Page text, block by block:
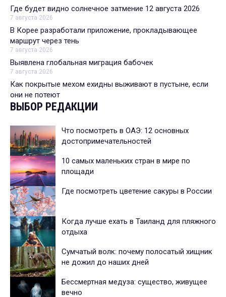
Где будет видно солнечное затмение 12 августа 2026
7 августа 2026
В Корее разработали приложение, прокладывающее
маршрут через тень
7 августа 2026
Выявлена глобальная миграция бабочек
7 августа 2026
Как покрытые мехом ехидны выживают в пустыне, если
они не потеют
ВЫБОР РЕДАКЦИИ
Что посмотреть в ОАЭ: 12 основных
достопримечательностей
10 самых маленьких стран в мире по
площади
Где посмотреть цветение сакуры в России
Когда лучше ехать в Таиланд для пляжного
отдыха
Сумчатый волк: почему полосатый хищник
не дожил до наших дней
Бессмертная медуза: существо, живущее
вечно